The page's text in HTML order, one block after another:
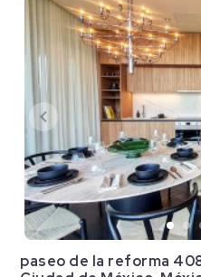
paseo de la reforma